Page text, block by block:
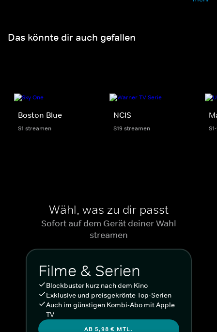
Das könnte dir auch gefallen
Boston Blue
S1 streamen
NCIS
S19 streamen
Wähl, was zu dir passt
Sofort auf dem Gerät deiner Wahl
streamen
Filme & Serien
Blockbuster kurz nach dem Kino
Exklusive und preisgekrönte Top-Serien
Auch im günstigen Kombi-Abo mit Apple
TV
AB 5,98 € MTL.